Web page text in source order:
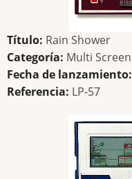
Título: Rain Shower
Categoría: Multi Screen
Fecha de lanzamiento:
Referencia: LP-57